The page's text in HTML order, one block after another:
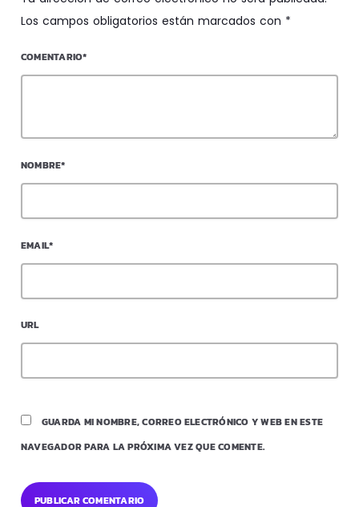
Los campos obligatorios están marcados con *
COMENTARIO*
NOMBRE*
EMAIL*
URL
GUARDA MI NOMBRE, CORREO ELECTRÓNICO Y WEB EN ESTE
NAVEGADOR PARA LA PRÓXIMA VEZ QUE COMENTE.